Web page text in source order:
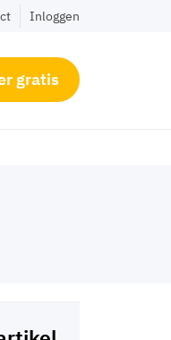
Inloggen
gratis